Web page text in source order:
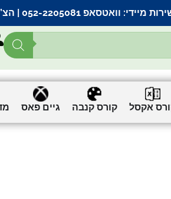
מיידי: וואטסאפ 052-2205081 |
אקסל קורס קנבה גיים פאס